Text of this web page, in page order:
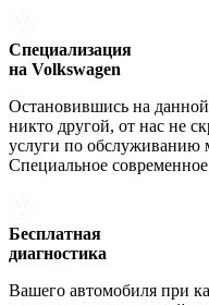
Специализация
на Volkswagen
Остановившись на
никто другой, от нас не
услуги по обслуживанию
Специальное
Бесплатная
диагностика
Вашего автомобиля при